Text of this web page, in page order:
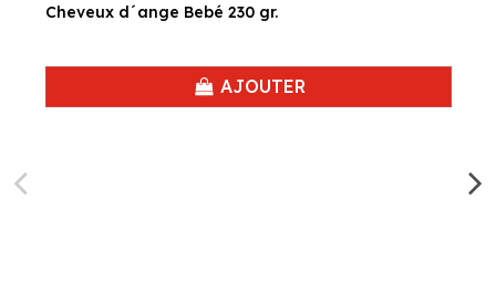
Cheveux d´ange Bebé 230 gr.
AJOUTER